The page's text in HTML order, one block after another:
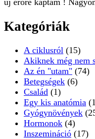
új erőre kaptam !
Kategóriák
A ciklusról (15)
Akiknek még nem
Az én "utam" (74)
Betegségek (6)
Család (1)
Egy kis anatómia
Gyógynövények
Hormonok (4)
Inszemináció (17)